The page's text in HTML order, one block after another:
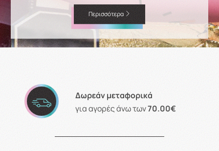
Περισσότερα
Δωρεάν μεταφορικά
για αγορές άνω των70.00€